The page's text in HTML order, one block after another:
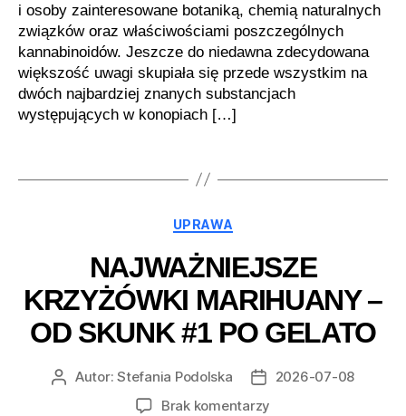
i osoby zainteresowane botaniką, chemią naturalnych
związków oraz właściwościami poszczególnych
kannabinoidów. Jeszcze do niedawna zdecydowana
większość uwagi skupiała się przede wszystkim na
dwóch najbardziej znanych substancjach
występujących w konopiach […]
Kategorie
UPRAWA
NAJWAŻNIEJSZE
KRZYŻÓWKI MARIHUANY –
OD SKUNK #1 PO GELATO
AutorAutor:Stefania Podolska
Data2026-07-08
Brak komentarzy